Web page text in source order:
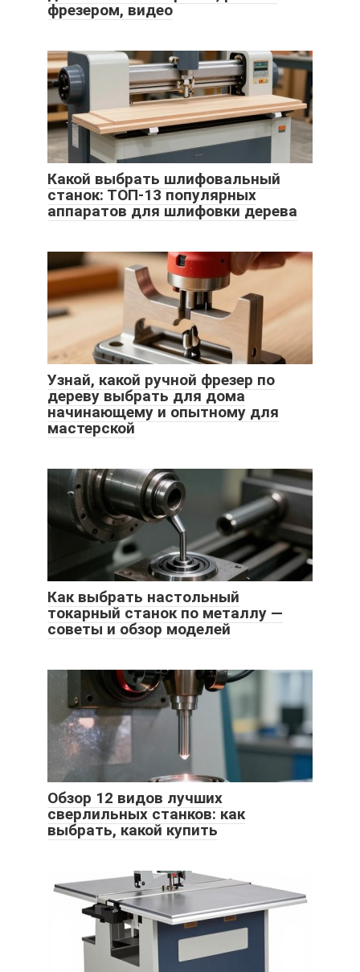
фрезером, видео
Какой выбрать шлифовальный
станок: ТОП-13 популярных
аппаратов для шлифовки дерева
Узнай, какой ручной фрезер по
дереву выбрать для дома
начинающему и опытному для
мастерской
Как выбрать настольный
токарный станок по металлу —
советы и обзор моделей
Обзор 12 видов лучших
сверлильных станков: как
выбрать, какой купить